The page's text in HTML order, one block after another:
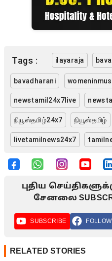
Tags : ilayaraja
bavadharani
newstamil24x7live
நியூஸ்தமிழ்24x7 நியூஸ்தமிழ்
livetamilnews24x7
புதிய
சேனலை
SUBSCRIBE FOLLOW
RELATED STORIES